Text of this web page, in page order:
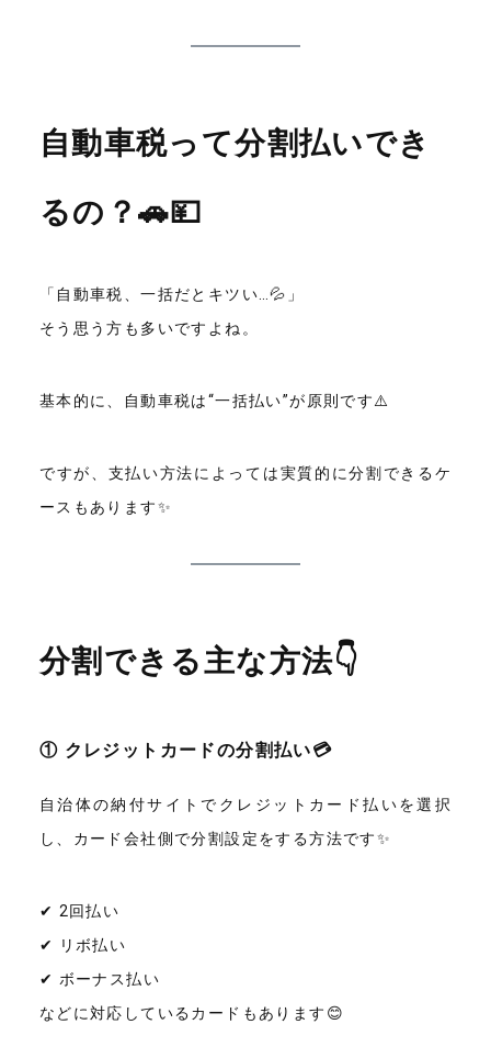
自動車税って分割払いでき
るの？🚗💴
「自動車税、一括だとキツい…💦」
そう思う方も多いですよね。
基本的に、自動車税は“一括払い”が原則です⚠️
ですが、支払い方法によっては実質的に分割できるケ
ースもあります✨
分割できる主な方法👇
① クレジットカードの分割払い💳
自治体の納付サイトでクレジットカード払いを選択
し、カード会社側で分割設定をする方法です✨
✔ 2回払い
✔ リボ払い
✔ ボーナス払い
などに対応しているカードもあります😊